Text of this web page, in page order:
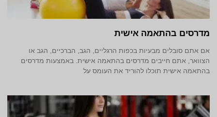
מדרסים בהתאמה אישית
אם אתם סובלים מבעיות בכפות הרגליים, הגב, הברכיים, הגב או
הצוואר, אתם חייבים מדרסים בהתאמה אישית. באמצעות מדרסים
בהתאמה אישית תוכלו להוריד את העומס על